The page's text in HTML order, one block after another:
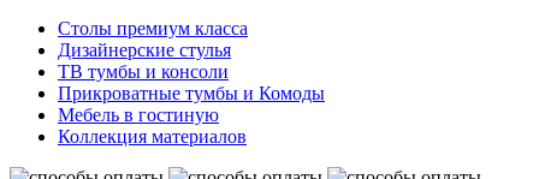
Столы премиум класса
Дизайнерские стулья
ТВ тумбы и консоли
Прикроватные тумбы и Комоды
Мебель в гостиную
Коллекция материалов